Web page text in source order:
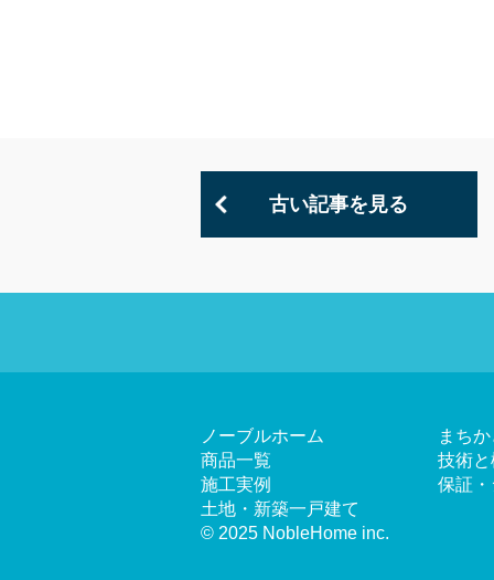
古い記事を見る
ノーブルホーム
商品一覧
施工実例
土地・新築一戸建て
まち
技術と
保証
© 2025 NobleHome inc.